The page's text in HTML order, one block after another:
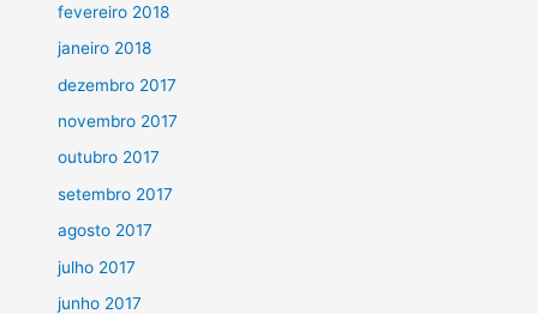
fevereiro 2018
janeiro 2018
dezembro 2017
novembro 2017
outubro 2017
setembro 2017
agosto 2017
julho 2017
junho 2017